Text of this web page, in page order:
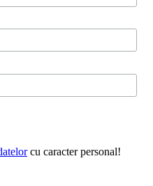
cu caracter personal!